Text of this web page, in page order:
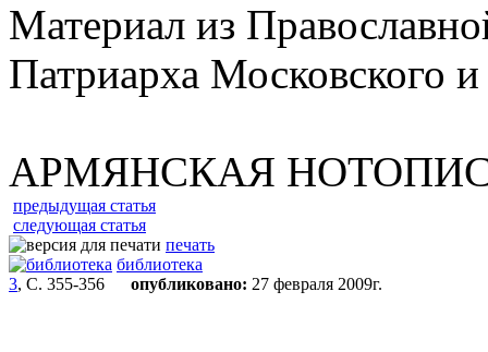
Материал из
Патриарха Московского
АРМЯНСКАЯ
предыдущая статья
следующая статья
печать
библиотека
3, С. 355-356 опубликовано: 27 февраля 2009г.